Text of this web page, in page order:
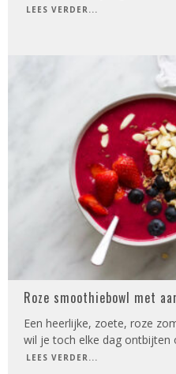
LEES VERDER...
Roze smoothiebowl met
Een heerlijke, zoete, roze
wil je toch elke dag ontbijten
LEES VERDER...